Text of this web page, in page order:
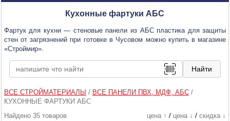
Кухонные фартуки АБС
Фартук для кухни — стеновые панели из АБС пластика для защиты
стен от загрязнений при готовке в Чусовом можно купить в магазине
«Строймир».
ВСЕ СТРОЙМАТЕРИАЛЫ / ВСЕ ПАНЕЛИ ПВХ, МДФ, АБС/
КУХОННЫЕ ФАРТУКИ АБС
Найдено 35 товаров
цена ↑ / цена ↓ / скидка ↓